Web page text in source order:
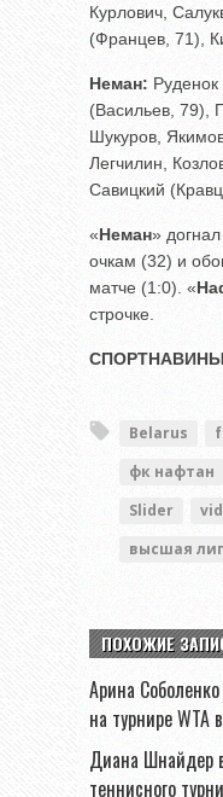
Курлович,
(Францев, 71),
Неман:
(Васильев, 79),
Шукуров,
Легчилин,
Савицкий
«Неман»
очкам (32) и
матче (1:0). «
строчке.
СПОРТНАВИНЫ
Belarus
фк нафтан
Slider
высшая
ПОХОЖИЕ
Арина
на турнире WTA
Диана Шнайдер
теннисного